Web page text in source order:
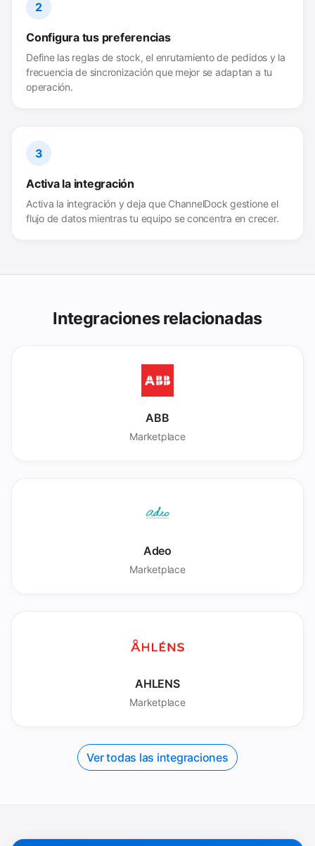
2
Configura tus preferencias
Define las reglas de stock, el enrutamiento de pedidos y la
frecuencia de sincronización que mejor se adaptan a tu
operación.
3
Activa la integración
Activa la integración y deja que ChannelDock gestione el
flujo de datos mientras tu equipo se concentra en crecer.
Integraciones relacionadas
ABB
Marketplace
Adeo
Marketplace
AHLENS
Marketplace
Ver todas las integraciones